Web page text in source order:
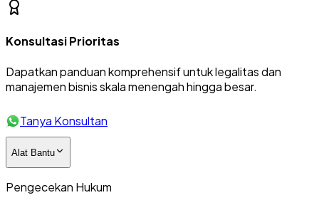
Konsultasi Prioritas
Dapatkan panduan komprehensif untuk legalitas dan
manajemen bisnis skala menengah hingga besar.
Tanya Konsultan
Alat Bantu
Pengecekan Hukum